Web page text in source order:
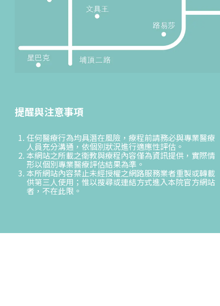
提醒與注意事項
任何醫療行為均具潛在風險，療程前請務必與專業醫療
人員充分溝通，依個別狀況進行適應性評估。
本網站之所載之衛教與療程內容僅為資訊提供，實際情
形以個別專業醫療評估結果為準。
本所網站內容禁止未經授權之網路服務業者重製或轉載
供第三人使用；惟以搜尋或連結方式進入本院官方網站
者，不在此限。